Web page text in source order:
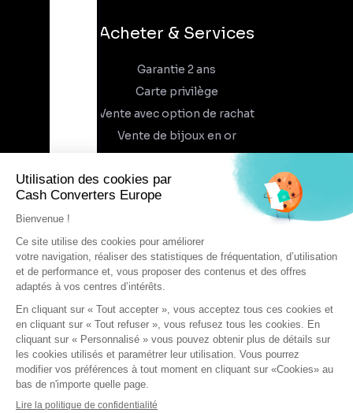
Acheter & Services
Garantie 2 ans
Carte privilège
Vente avec option de rachat
Vente de bijoux en or
À propos
Recrutement
Trouvez un magasin
Rejoindre l'aventure
DEVENIR FRANCHISÉ
Conditions générales d'utilisation